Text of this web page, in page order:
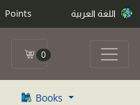
Points
0
Books